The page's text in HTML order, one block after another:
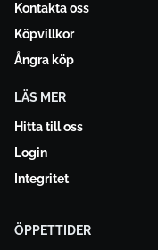
Kontakta oss
Köpvillkor
Ångra köp
LÄS MER
Hitta till oss
Login
Integritet
ÖPPETTIDER